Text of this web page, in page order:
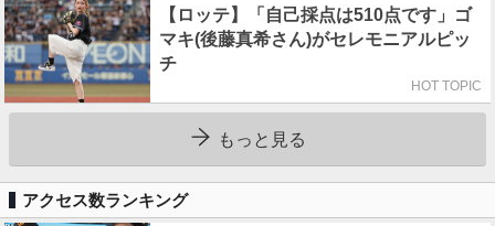
【ロッテ】「自己採点は510点です」ゴ
マキ(後藤真希さん)がセレモニアルピッ
チ
HOT TOPIC
もっと見る
アクセス数ランキング